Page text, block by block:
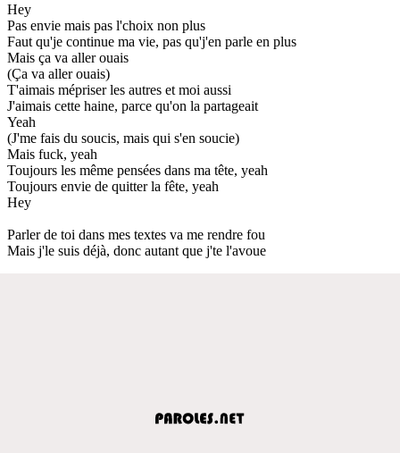
Hey
Pas envie mais pas l'choix non plus
Faut qu'je continue ma vie, pas qu'j'en parle en plus
Mais ça va aller ouais
(Ça va aller ouais)
T'aimais mépriser les autres et moi aussi
J'aimais cette haine, parce qu'on la partageait
Yeah
(J'me fais du soucis, mais qui s'en soucie)
Mais fuck, yeah
Toujours les même pensées dans ma tête, yeah
Toujours envie de quitter la fête, yeah
Hey
Parler de toi dans mes textes va me rendre fou
Mais j'le suis déjà, donc autant que j'te l'avoue